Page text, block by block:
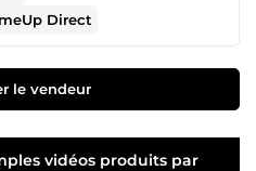
Direct
le vendeur
vidéos produits par